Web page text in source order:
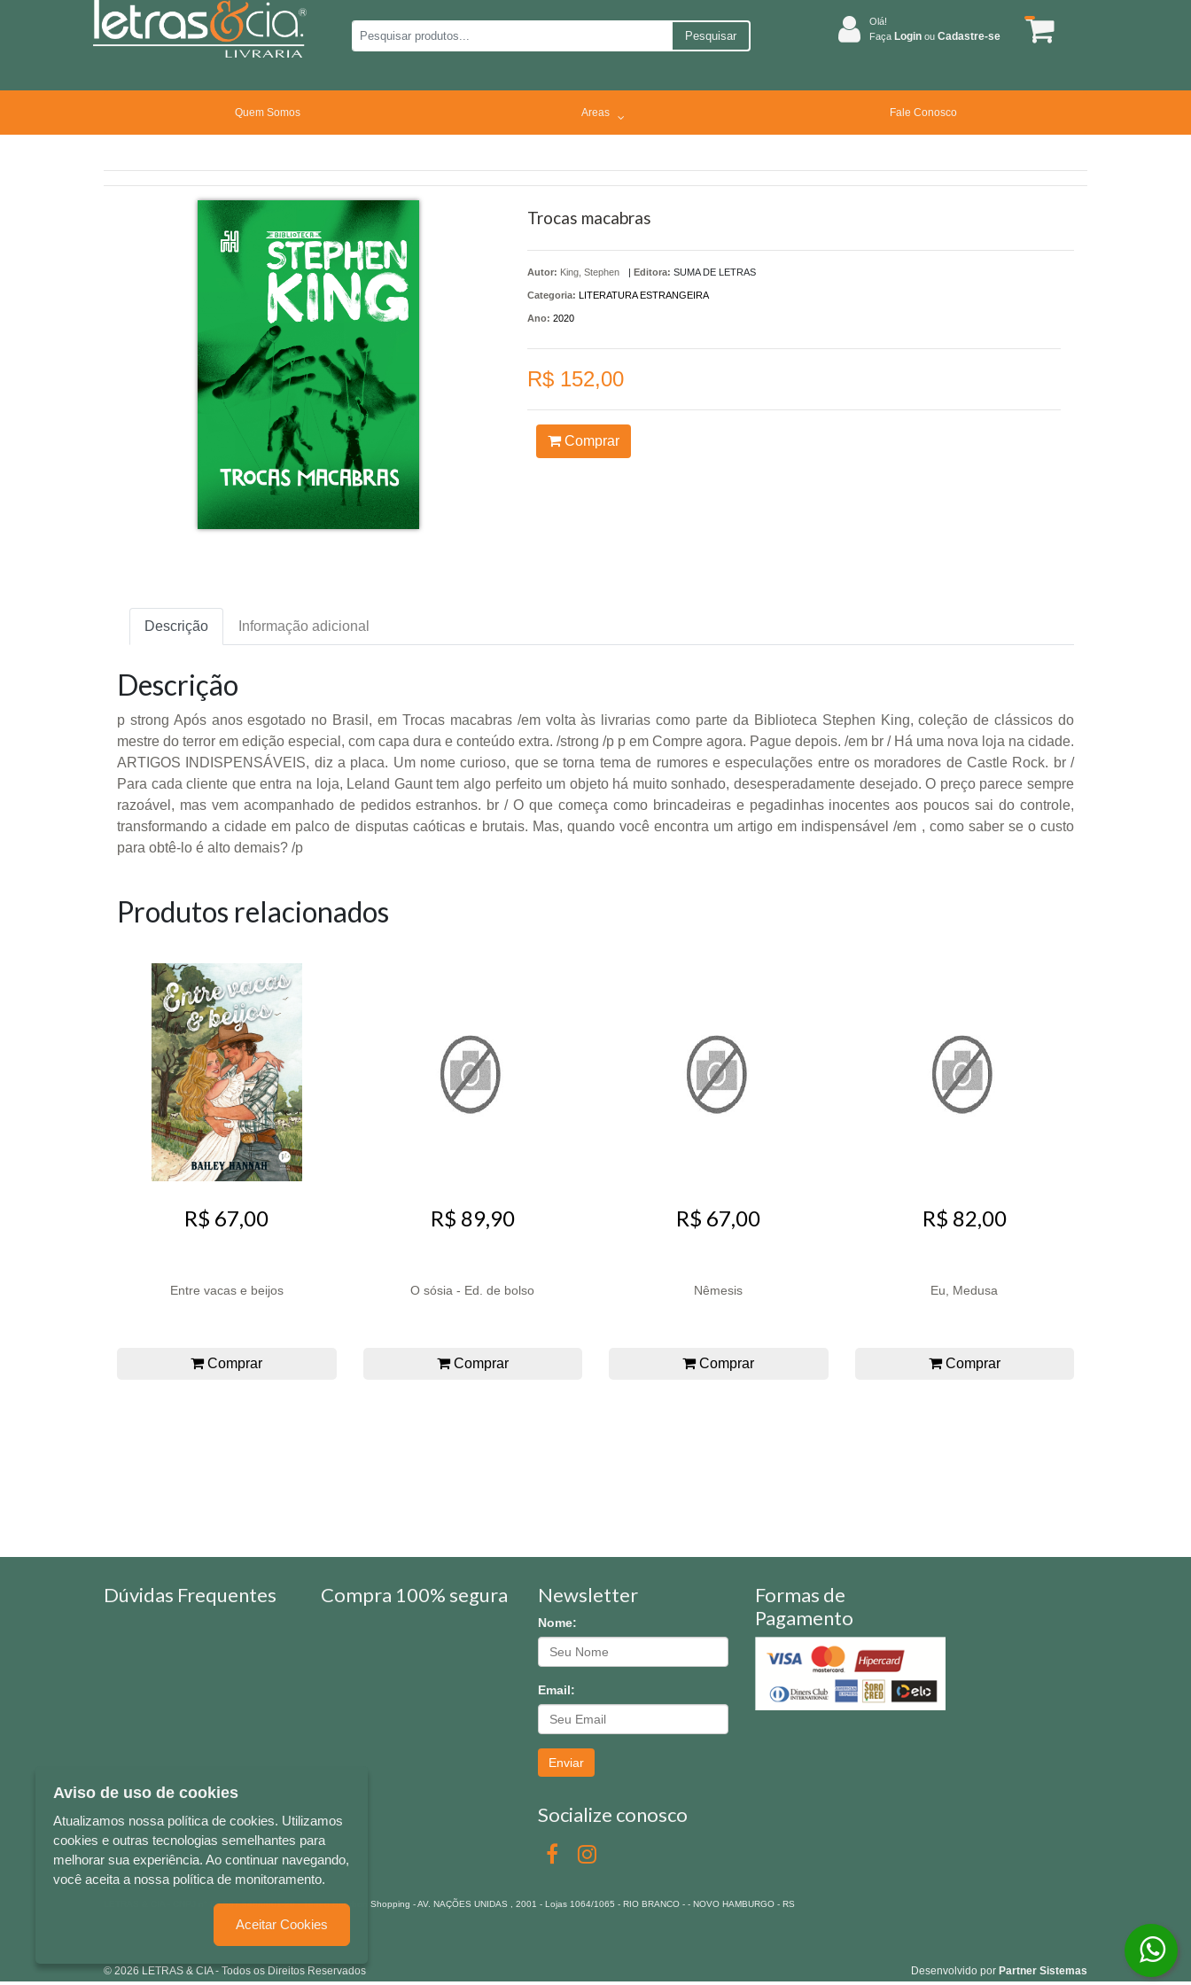
Pesquisar
Olá!
Faça Login ou Cadastre-se
Quem Somos Areas Fale Conosco
Trocas macabras
Autor: King, Stephen | Editora: SUMA DE LETRAS
Categoria: LITERATURA ESTRANGEIRA
Ano: 2020
R$ 152,00
Comprar
Descrição Informação adicional
Descrição
p strong Após anos esgotado no Brasil, em Trocas macabras /em volta às livrarias como parte da Biblioteca Stephen King, coleção de clássicos do
mestre do terror em edição especial, com capa dura e conteúdo extra. /strong /p p em Compre agora. Pague depois. /em br / Há uma nova loja na cidade.
ARTIGOS INDISPENSÁVEIS, diz a placa. Um nome curioso, que se torna tema de rumores e especulações entre os moradores de Castle Rock. br /
Para cada cliente que entra na loja, Leland Gaunt tem algo perfeito um objeto há muito sonhado, desesperadamente desejado. O preço parece sempre
razoável, mas vem acompanhado de pedidos estranhos. br / O que começa como brincadeiras e pegadinhas inocentes aos poucos sai do controle,
transformando a cidade em palco de disputas caóticas e brutais. Mas, quando você encontra um artigo em indispensável /em , como saber se o custo
para obtê-lo é alto demais? /p
Produtos relacionados
R$ 67,00
Entre vacas e beijos
Comprar
R$ 89,90
O sósia - Ed. de bolso
Comprar
R$ 67,00
Nêmesis
Comprar
R$ 82,00
Eu, Medusa
Comprar
Dúvidas Frequentes Compra 100% segura Newsletter
Nome:
Email:
Enviar
Socialize conosco
Formas de
Pagamento
LETRAS & CIA - CNPJ n° 88.587.548/0001-20 - Térreo Bourbon Shopping - AV. NAÇÕES UNIDAS , 2001 - Lojas 1064/1065 - RIO BRANCO - - NOVO HAMBURGO - RS
© 2026 LETRAS & CIA - Todos os Direitos Reservados Desenvolvido por Partner Sistemas
Aviso de uso de cookies
Atualizamos nossa política de cookies. Utilizamos
cookies e outras tecnologias semelhantes para
melhorar sua experiência. Ao continuar navegando,
você aceita a nossa política de monitoramento.
Aceitar Cookies